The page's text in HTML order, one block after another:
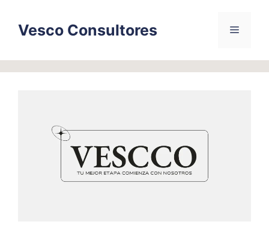
contentVesco Consultores Menu